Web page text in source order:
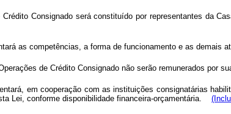
Consignado será constituído por representantes da
as competências, a forma de funcionamento e as demais
de Crédito Consignado não serão remunerados por
em cooperação com as instituições consignatárias
Lei, conforme disponibilidade financeira-orçamentária.